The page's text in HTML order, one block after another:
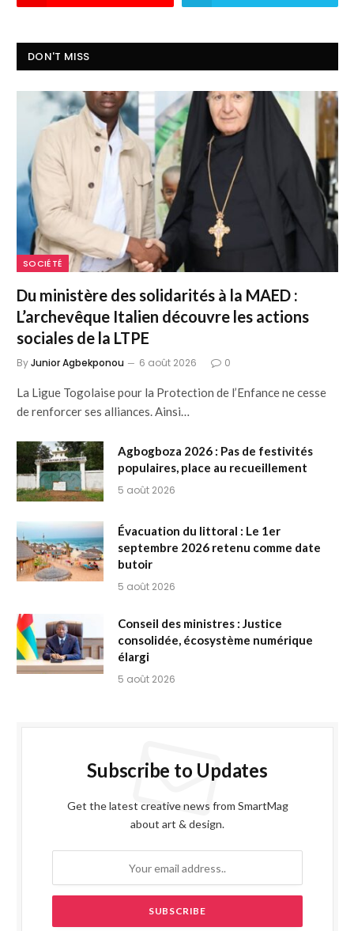
DON'T MISS
SOCIÉTÉ
Du ministère des solidarités à la MAED :
L’archevêque Italien découvre les actions
sociales de la LTPE
ByJunior Agbekponou 6 août 2026 0
La Ligue Togolaise pour la Protection de l’Enfance ne cesse
de renforcer ses alliances. Ainsi…
Agbogboza 2026 : Pas de festivités
populaires, place au recueillement
5 août 2026
Évacuation du littoral : Le 1er
septembre 2026 retenu comme date
butoir
5 août 2026
Conseil des ministres : Justice
consolidée, écosystème numérique
élargi
5 août 2026
Subscribe to Updates
Get the latest creative news from SmartMag
about art & design.